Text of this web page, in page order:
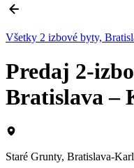
Všetky 2 izbové byty,
Predaj 2-
Bratislava –
Staré Grunty, Bratislava-